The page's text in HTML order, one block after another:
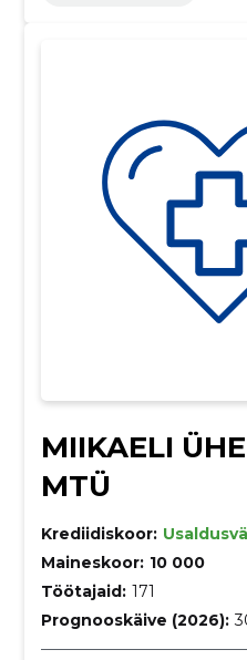
MIIKAELI
MTÜ
Krediidiskoor:
Maineskoor: 10 000
Töötajaid: 171
Prognooskäive (2026):